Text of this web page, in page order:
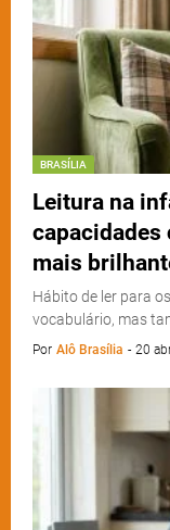
BRASÍLIA
Leitura na
capacidades
mais
Hábito de ler para
vocabulário, mas
Por Alô Brasília - 20